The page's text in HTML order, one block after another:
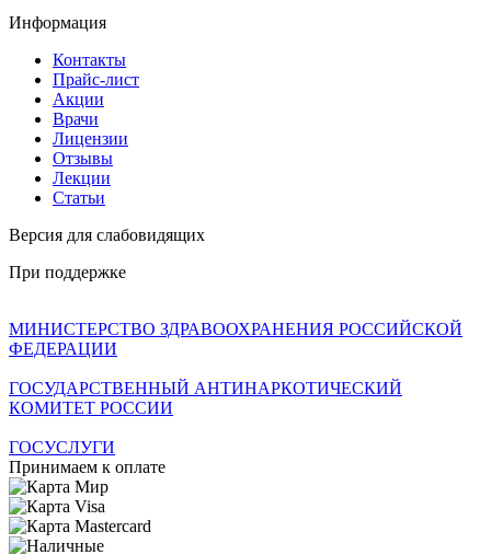
Информация
Контакты
Прайс-лист
Акции
Врачи
Лицензии
Отзывы
Лекции
Статьи
Версия для слабовидящих
При поддержке
МИНИСТЕРСТВО ЗДРАВООХРАНЕНИЯ РОССИЙСКОЙ
ФЕДЕРАЦИИ
ГОСУДАРСТВЕННЫЙ АНТИНАРКОТИЧЕСКИЙ
КОМИТЕТ РОССИИ
ГОСУСЛУГИ
Принимаем к оплате